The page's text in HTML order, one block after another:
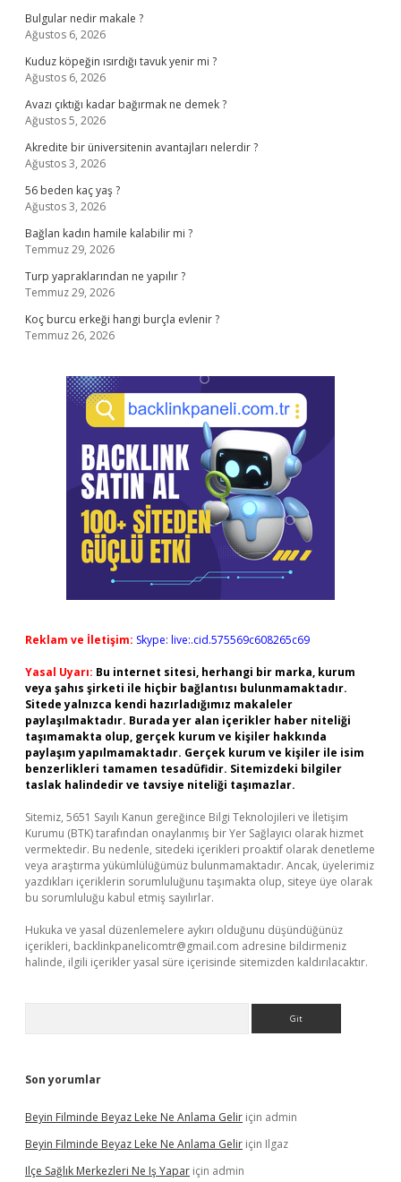
Bulgular nedir makale ?
Ağustos 6, 2026
Kuduz köpeğin ısırdığı tavuk yenir mi ?
Ağustos 6, 2026
Avazı çıktığı kadar bağırmak ne demek ?
Ağustos 5, 2026
Akredite bir üniversitenin avantajları nelerdir ?
Ağustos 3, 2026
56 beden kaç yaş ?
Ağustos 3, 2026
Bağlan kadın hamile kalabilir mi ?
Temmuz 29, 2026
Turp yapraklarından ne yapılır ?
Temmuz 29, 2026
Koç burcu erkeği hangi burçla evlenir ?
Temmuz 26, 2026
Reklam ve İletişim: Skype: live:.cid.575569c608265c69
Yasal Uyarı: Bu internet sitesi, herhangi bir marka, kurum
veya şahıs şirketi ile hiçbir bağlantısı bulunmamaktadır.
Sitede yalnızca kendi hazırladığımız makaleler
paylaşılmaktadır. Burada yer alan içerikler haber niteliği
taşımamakta olup, gerçek kurum ve kişiler hakkında
paylaşım yapılmamaktadır. Gerçek kurum ve kişiler ile isim
benzerlikleri tamamen tesadüfidir. Sitemizdeki bilgiler
taslak halindedir ve tavsiye niteliği taşımazlar.
Sitemiz, 5651 Sayılı Kanun gereğince Bilgi Teknolojileri ve İletişim
Kurumu (BTK) tarafından onaylanmış bir Yer Sağlayıcı olarak hizmet
vermektedir. Bu nedenle, sitedeki içerikleri proaktif olarak denetleme
veya araştırma yükümlülüğümüz bulunmamaktadır. Ancak, üyelerimiz
yazdıkları içeriklerin sorumluluğunu taşımakta olup, siteye üye olarak
bu sorumluluğu kabul etmiş sayılırlar.
Hukuka ve yasal düzenlemelere aykırı olduğunu düşündüğünüz
içerikleri, backlinkpanelicomtr@gmail.com adresine bildirmeniz
halinde, ilgili içerikler yasal süre içerisinde sitemizden kaldırılacaktır.
Son yorumlar
Beyin Filminde Beyaz Leke Ne Anlama Gelir için admin
Beyin Filminde Beyaz Leke Ne Anlama Gelir için Ilgaz
Ilçe Sağlık Merkezleri Ne Iş Yapar için admin